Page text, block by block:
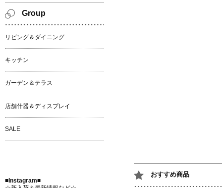
おすすめ商品
Group
リビング＆ダイニング
キッチン
ガーデン＆テラス
店舗什器＆ディスプレイ
SALE
■Instagram■